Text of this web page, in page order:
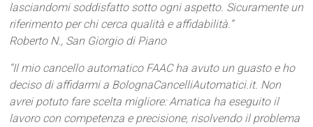
lasciandomi soddisfatto sotto ogni aspetto. Sicuramente un
riferimento per chi cerca qualità e affidabilità.”
Roberto N., San Giorgio di Piano
“Il mio cancello automatico FAAC ha avuto un guasto e ho
deciso di affidarmi a BolognaCancelliAutomatici.it. Non
avrei potuto fare scelta migliore: Amatica ha eseguito il
lavoro con competenza e precisione, risolvendo il problema